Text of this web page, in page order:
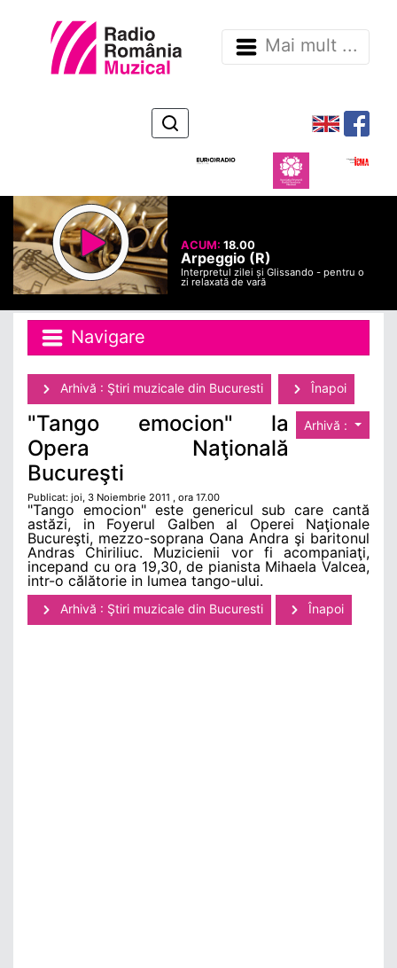
Mai mult ...
ACUM:18.00
Arpeggio (R)
Interpretul zilei și Glissando - pentru o
zi relaxată de vară
Navigare
Arhivă : Ştiri muzicale din Bucuresti Înapoi
Arhivă :
"Tango emocion" la
Opera Naţională
Bucureşti
Publicat: joi, 3 Noiembrie 2011 , ora 17.00
"Tango emocion" este genericul sub care cantă
astăzi, in Foyerul Galben al Operei Naţionale
Bucureşti, mezzo-soprana Oana Andra şi baritonul
Andras Chiriliuc. Muzicienii vor fi acompaniaţi,
incepand cu ora 19,30, de pianista Mihaela Valcea,
intr-o călătorie in lumea tango-ului.
Arhivă : Ştiri muzicale din Bucuresti Înapoi